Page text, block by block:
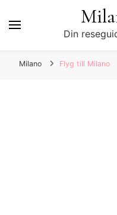
Din
Milano Flyg till Milano